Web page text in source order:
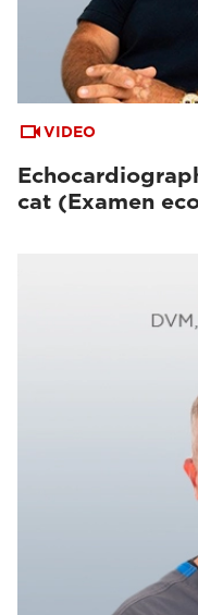
VIDEO
cat (Examen